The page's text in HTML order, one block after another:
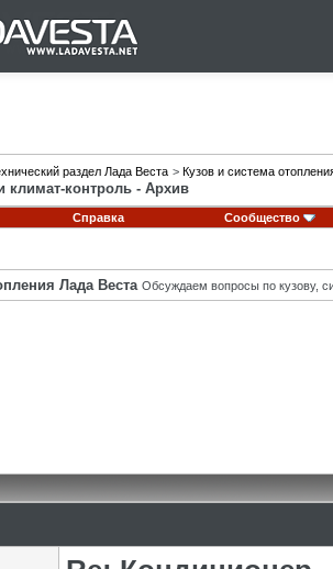
раздел Лада Веста > Кузов и система
климат-контроль - Архив
Справка Сообщество
Лада Веста Обсуждаем вопросы по кузову,